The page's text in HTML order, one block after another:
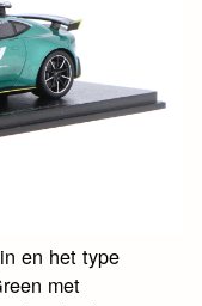
en het type
met